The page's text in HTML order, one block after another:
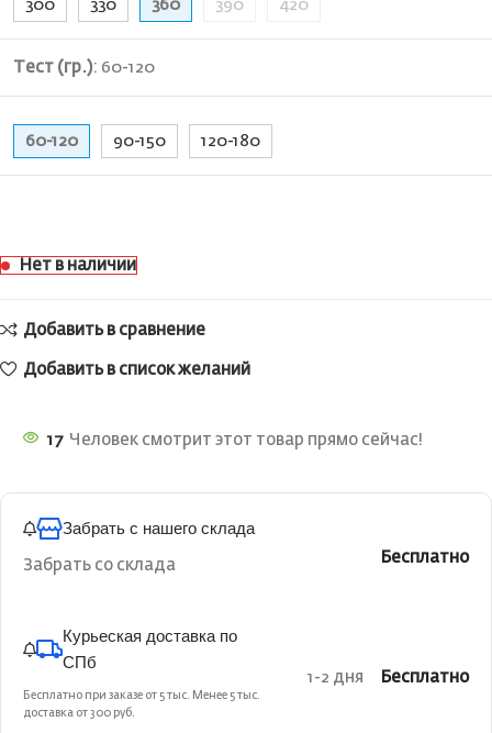
300 330 360 390 420
Тест (гр.): 60-120
60-120 90-150 120-180
Нет в наличии
Добавить в сравнение
Добавить в список желаний
17 Человек смотрит этот товар прямо сейчас!
Забрать с нашего склада
Забрать со склада Бесплатно
Курьеская доставка по
СПб
Бесплатно при заказе от 5 тыс. Менее 5 тыс.
доставка от 300 руб.
1-2 дня Бесплатно